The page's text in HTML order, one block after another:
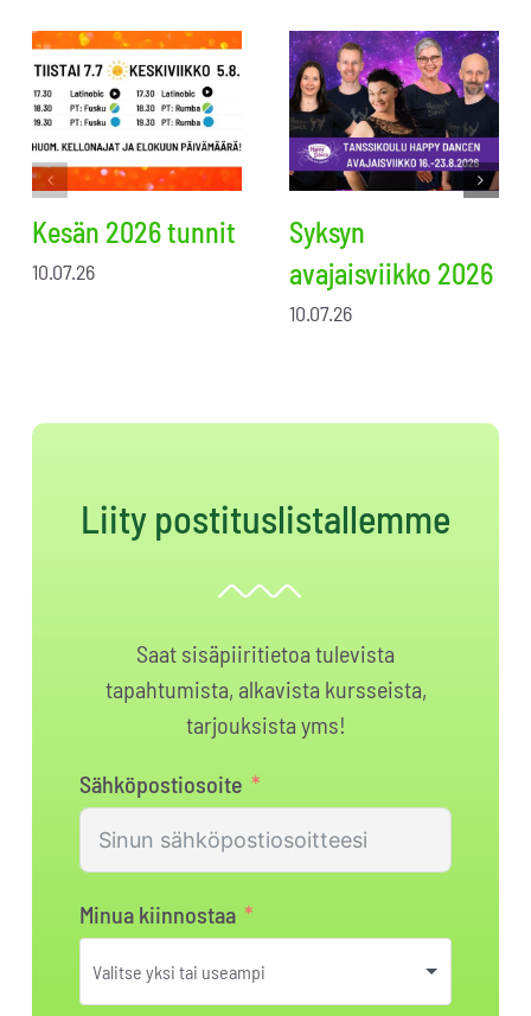
Kesän 2026 tunnit
10.07.26
Syksyn
avajaisviikko 2026
10.07.26
Liity postituslistallemme
Saat sisäpiiritietoa tulevista
tapahtumista, alkavista kursseista,
tarjouksista yms!
Sähköpostiosoite
Minua kiinnostaa